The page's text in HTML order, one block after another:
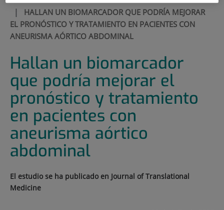
| HALLAN UN BIOMARCADOR QUE PODRÍA MEJORAR
EL PRONÓSTICO Y TRATAMIENTO EN PACIENTES CON
ANEURISMA AÓRTICO ABDOMINAL
Hallan un biomarcador
que podría mejorar el
pronóstico y tratamiento
en pacientes con
aneurisma aórtico
abdominal
El estudio se ha publicado en Journal of Translational
Medicine